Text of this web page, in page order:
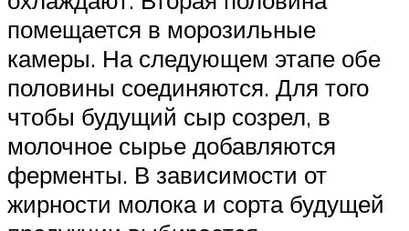
помещается в морозильные
камеры. На следующем этапе обе
половины соединяются. Для того
чтобы будущий сыр созрел, в
молочное сырье добавляются
ферменты. В зависимости от
жирности молока и сорта будущей